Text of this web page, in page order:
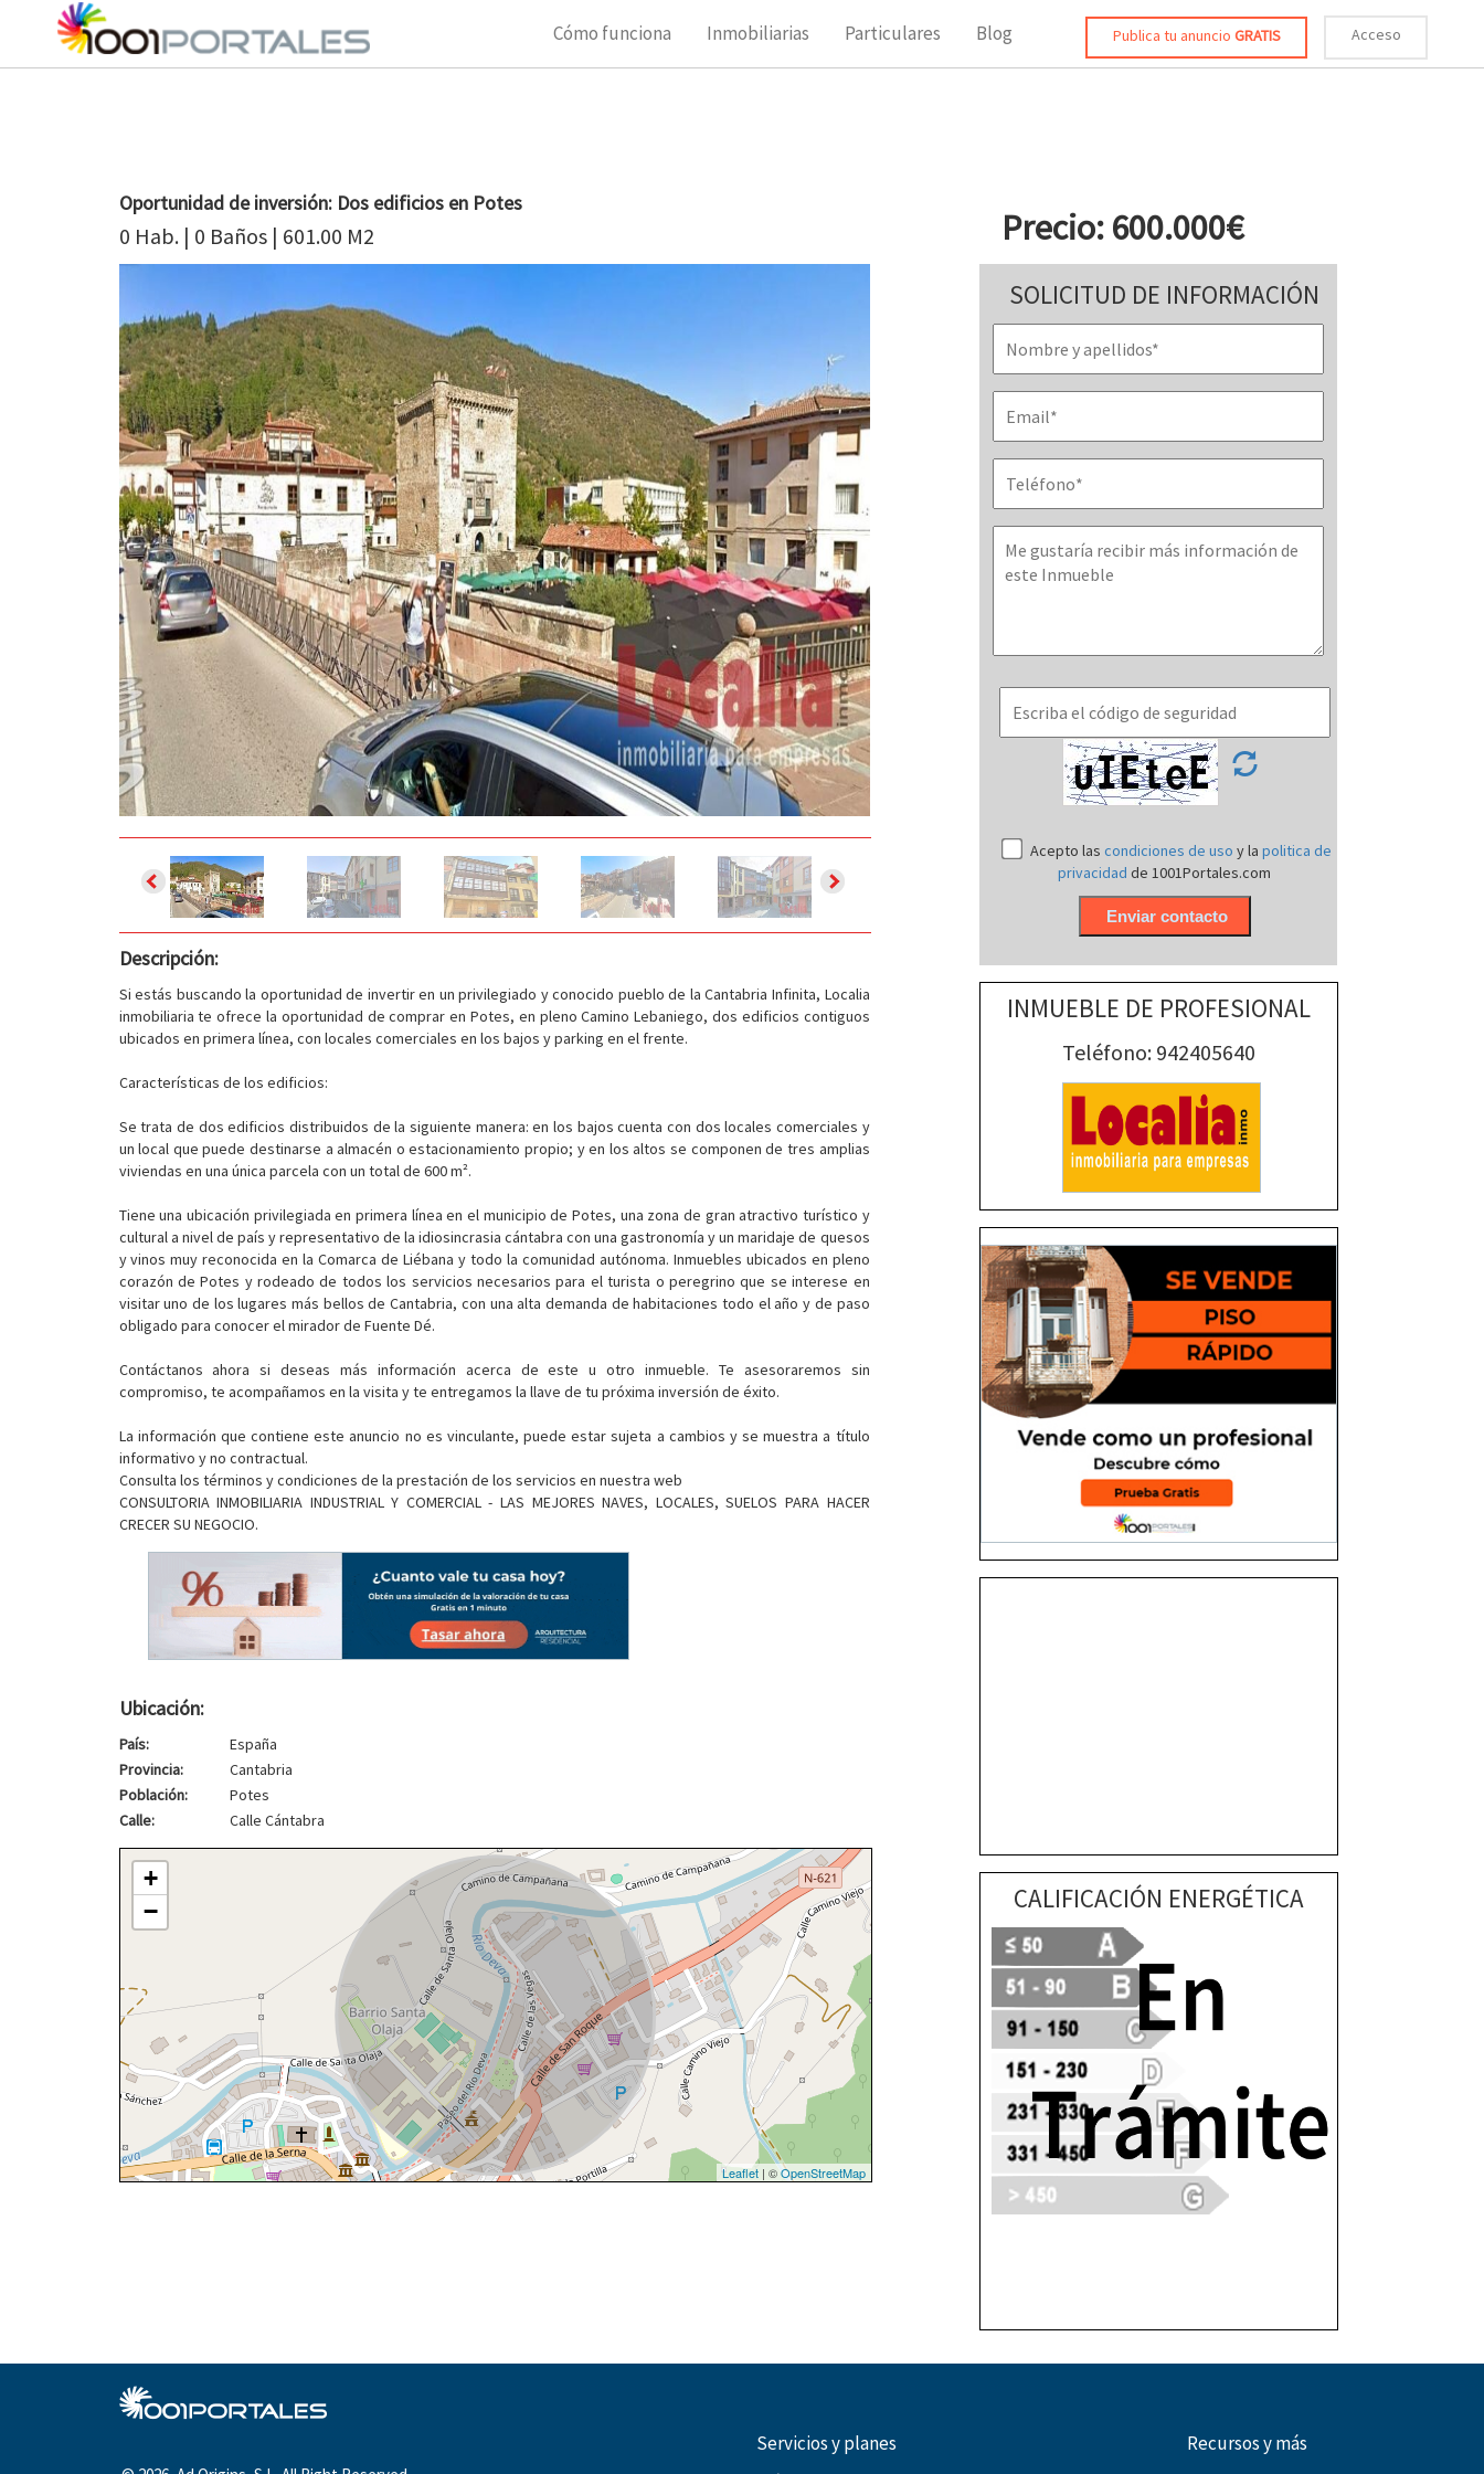
Cómo funciona Inmobiliarias Particulares Blog Publica tu anuncio GRATIS Acceso
Oportunidad de inversión: Dos edificios en Potes
0 Hab. | 0 Baños | 601.00 M2
Descripción:
Si estás buscando la oportunidad de invertir en un privilegiado y conocido pueblo de la Cantabria Infinita, Localia
inmobiliaria te ofrece la oportunidad de comprar en Potes, en pleno Camino Lebaniego, dos edificios contiguos
ubicados en primera línea, con locales comerciales en los bajos y parking en el frente.
Características de los edificios:
Se trata de dos edificios distribuidos de la siguiente manera: en los bajos cuenta con dos locales comerciales y
un local que puede destinarse a almacén o estacionamiento propio; y en los altos se componen de tres amplias
viviendas en una única parcela con un total de 600 m².
Tiene una ubicación privilegiada en primera línea en el municipio de Potes, una zona de gran atractivo turístico y
cultural a nivel de país y representativo de la idiosincrasia cántabra con una gastronomía y un maridaje de quesos
y vinos muy reconocida en la Comarca de Liébana y todo la comunidad autónoma. Inmuebles ubicados en pleno
corazón de Potes y rodeado de todos los servicios necesarios para el turista o peregrino que se interese en
visitar uno de los lugares más bellos de Cantabria, con una alta demanda de habitaciones todo el año y de paso
obligado para conocer el mirador de Fuente Dé.
Contáctanos ahora si deseas más información acerca de este u otro inmueble. Te asesoraremos sin
compromiso, te acompañamos en la visita y te entregamos la llave de tu próxima inversión de éxito.
La información que contiene este anuncio no es vinculante, puede estar sujeta a cambios y se muestra a título
informativo y no contractual.
Consulta los términos y condiciones de la prestación de los servicios en nuestra web
CONSULTORIA INMOBILIARIA INDUSTRIAL Y COMERCIAL - LAS MEJORES NAVES, LOCALES, SUELOS PARA HACER
CRECER SU NEGOCIO.
Ubicación:
País:
España
Provincia:
Cantabria
Población:
Potes
Calle:
Calle Cántabra
+
−
Leaflet| ©OpenStreetMap
Precio: 600.000€
SOLICITUD DE INFORMACIÓN
Acepto lascondiciones de usoy lapolitica de
privacidadde 1001Portales.com
INMUEBLE DE PROFESIONAL
Teléfono: 942405640
CALIFICACIÓN ENERGÉTICA
Servicios y planes
Recursos y más